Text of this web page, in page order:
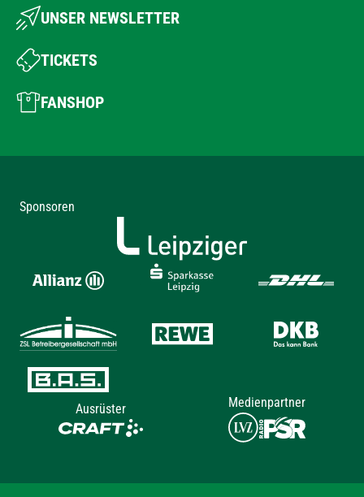
UNSER NEWSLETTER
TICKETS
FANSHOP
Sponsoren
Ausrüster Medienpartner